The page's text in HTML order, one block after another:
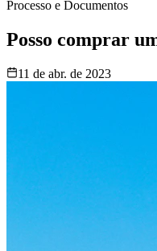
Processo e Documentos
Posso comprar
11 de abr. de 2023